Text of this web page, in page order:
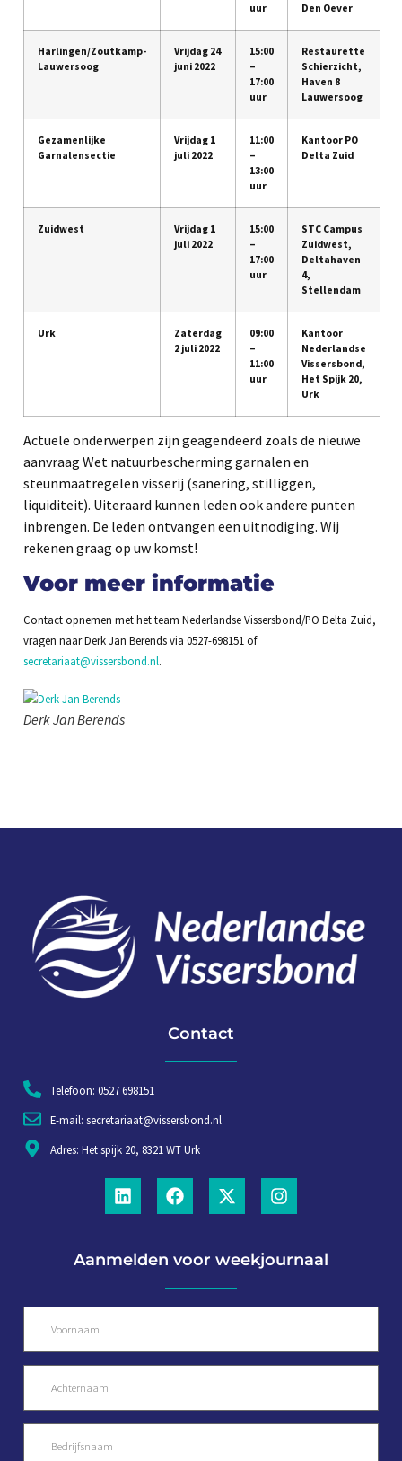
uur
Den Oever
Harlingen/Zoutkamp-
Lauwersoog
Vrijdag 24
juni 2022
15:00
–
17:00
uur
Restaurette
Schierzicht,
Haven 8
Lauwersoog
Gezamenlijke
Garnalensectie
Vrijdag 1
juli 2022
11:00
–
13:00
uur
Kantoor PO
Delta Zuid
Zuidwest
Vrijdag 1
juli 2022
15:00
–
17:00
uur
STC Campus
Zuidwest,
Deltahaven
4,
Stellendam
Urk
Zaterdag
2 juli 2022
09:00
–
11:00
uur
Kantoor
Nederlandse
Vissersbond,
Het Spijk 20,
Urk
Actuele onderwerpen zijn geagendeerd zoals de nieuwe
aanvraag Wet natuurbescherming garnalen en
steunmaatregelen visserij (sanering, stilliggen,
liquiditeit). Uiteraard kunnen leden ook andere punten
inbrengen. De leden ontvangen een uitnodiging. Wij
rekenen graag op uw komst!
Voor meer informatie
Contact opnemen met het team Nederlandse Vissersbond/PO Delta Zuid,
vragen naar Derk Jan Berends via 0527-698151 of
secretariaat@vissersbond.nl.
Derk Jan Berends
Contact
Telefoon: 0527 698151
E-mail: secretariaat@vissersbond.nl
Adres: Het spijk 20, 8321 WT Urk
Aanmelden voor weekjournaal